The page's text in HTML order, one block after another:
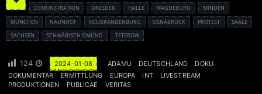
DEMONSTRATION
DRESDEN HALLE MAGDEBURG
MINDEN
MÜNCHEN
NAUNHOF NEUBRANDENBURG OSNABRÜCK PROTEST
SAALE
SACHSEN
SCHWÄBISCH GMÜND TETEROW
124 2024-01-08 ADAMU DEUTSCHLAND
DOKU
DOKUMENTAR
ERMITTLUNG EUROPA INT
LIVESTREAM
PRODUKTIONEN
PUBLICAE VERITAS